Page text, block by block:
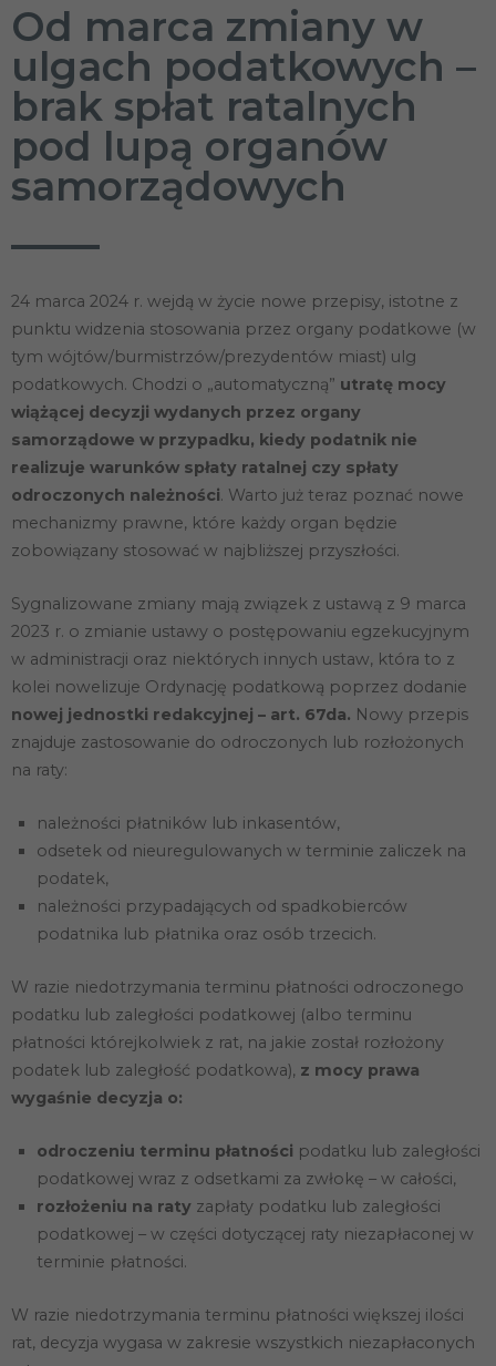
Od marca zmiany w
ulgach podatkowych –
brak spłat ratalnych
pod lupą organów
samorządowych
24 marca 2024 r. wejdą w życie nowe przepisy, istotne z
punktu widzenia stosowania przez organy podatkowe (w
tym wójtów/burmistrzów/prezydentów miast) ulg
podatkowych. Chodzi o „automatyczną” utratę mocy
wiążącej decyzji wydanych przez organy
samorządowe w przypadku, kiedy podatnik nie
realizuje warunków spłaty ratalnej czy spłaty
odroczonych należności. Warto już teraz poznać nowe
mechanizmy prawne, które każdy organ będzie
zobowiązany stosować w najbliższej przyszłości.
Sygnalizowane zmiany mają związek z ustawą z 9 marca
2023 r. o zmianie ustawy o postępowaniu egzekucyjnym
w administracji oraz niektórych innych ustaw, która to z
kolei nowelizuje Ordynację podatkową poprzez dodanie
nowej jednostki redakcyjnej – art. 67da. Nowy przepis
znajduje zastosowanie do odroczonych lub rozłożonych
na raty:
należności płatników lub inkasentów,
odsetek od nieuregulowanych w terminie zaliczek na
podatek,
należności przypadających od spadkobierców
podatnika lub płatnika oraz osób trzecich.
W razie niedotrzymania terminu płatności odroczonego
podatku lub zaległości podatkowej (albo terminu
płatności którejkolwiek z rat, na jakie został rozłożony
podatek lub zaległość podatkowa), z mocy prawa
wygaśnie decyzja o:
odroczeniu terminu płatności podatku lub zaległości
podatkowej wraz z odsetkami za zwłokę – w całości,
rozłożeniu na raty zapłaty podatku lub zaległości
podatkowej – w części dotyczącej raty niezapłaconej w
terminie płatności.
W razie niedotrzymania terminu płatności większej ilości
rat, decyzja wygasa w zakresie wszystkich niezapłaconych